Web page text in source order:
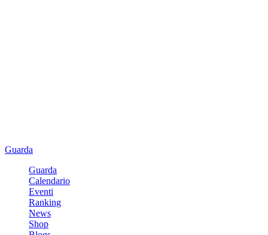
Guarda
Guarda
Calendario
Eventi
Ranking
News
Shop